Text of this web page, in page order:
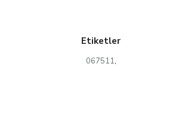
Etiketler
067511,